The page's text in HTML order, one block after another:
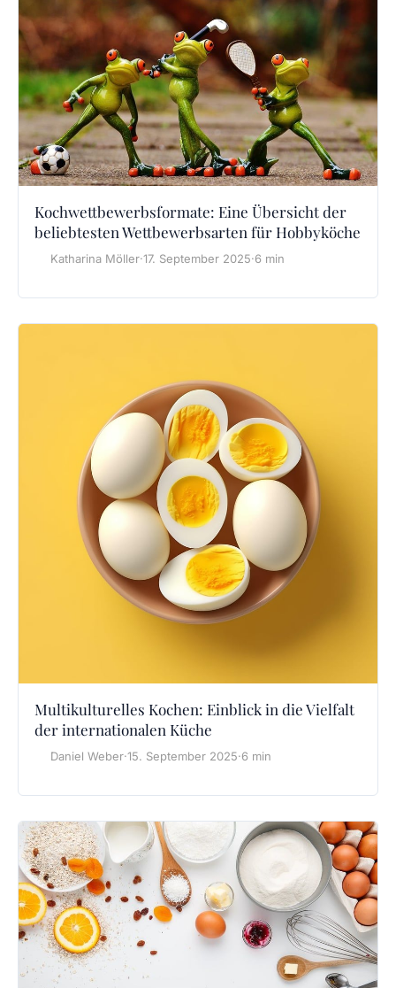
Kochwettbewerbsformate: Eine Übersicht der
beliebtesten Wettbewerbsarten für Hobbyköche
Katharina Möller·17. September 2025·6 min
Multikulturelles Kochen: Einblick in die Vielfalt
der internationalen Küche
Daniel Weber·15. September 2025·6 min